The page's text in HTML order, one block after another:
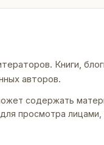
Книги,
авторов.
содержать
просмотра лицами,